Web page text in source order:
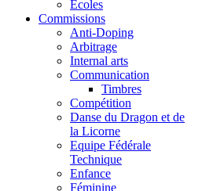
Ecoles
Commissions
Anti-Doping
Arbitrage
Internal arts
Communication
Timbres
Compétition
Danse du Dragon et de
la Licorne
Equipe Fédérale
Technique
Enfance
Féminine